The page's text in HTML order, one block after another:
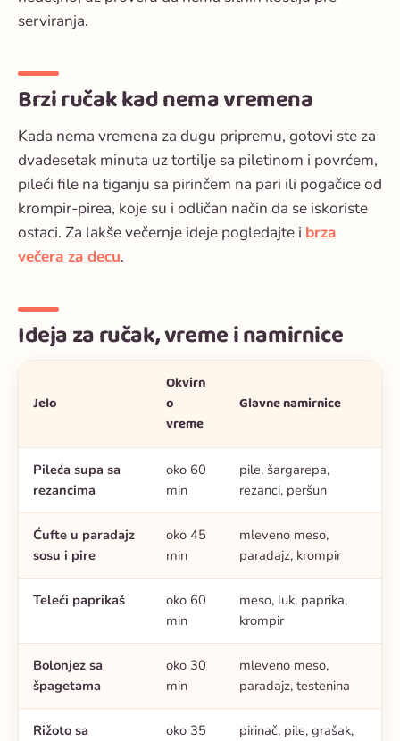
serviranja.
Brzi ručak kad nema vremena
Kada nema vremena za dugu pripremu, gotovi ste za
dvadesetak minuta uz tortilje sa piletinom i povrćem,
pileći file na tiganju sa pirinčem na pari ili pogačice od
krompir-pirea, koje su i odličan način da se iskoriste
ostaci. Za lakše večernje ideje pogledajte i brza
večera za decu.
Ideja za ručak, vreme i namirnice
Jelo
Okvirn
o
vreme
Glavne namirnice
Pileća supa sa
rezancima
oko 60
min
pile, šargarepa,
rezanci, peršun
Ćufte u paradajz
sosu i pire
oko 45
min
mleveno meso,
paradajz, krompir
Teleći paprikaš
oko 60
min
meso, luk, paprika,
krompir
Bolonjez sa
špagetama
oko 30
min
mleveno meso,
paradajz, testenina
Rižoto sa
oko 35
pirinač, pile, grašak,